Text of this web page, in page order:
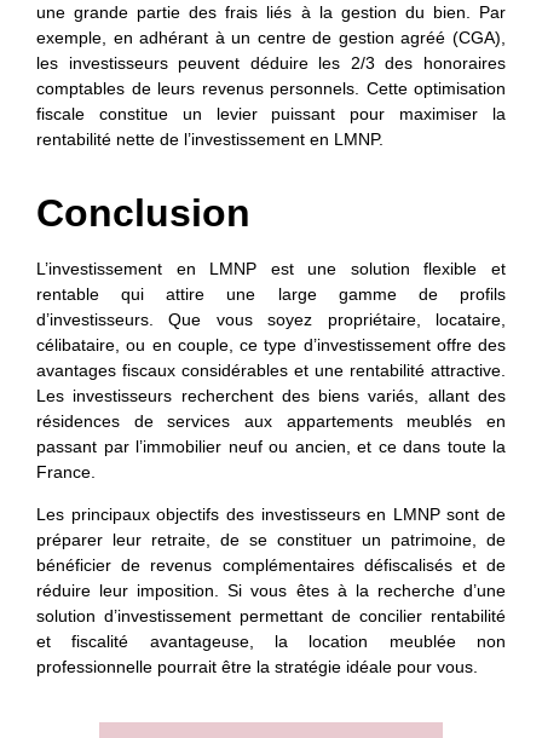
une grande partie des frais liés à la gestion du bien. Par
exemple, en adhérant à un centre de gestion agréé (CGA),
les investisseurs peuvent déduire les 2/3 des honoraires
comptables de leurs revenus personnels. Cette optimisation
fiscale constitue un levier puissant pour maximiser la
rentabilité nette de l’investissement en LMNP.
Conclusion
L’investissement en LMNP est une solution flexible et
rentable qui attire une large gamme de profils
d’investisseurs. Que vous soyez propriétaire, locataire,
célibataire, ou en couple, ce type d’investissement offre des
avantages fiscaux considérables et une rentabilité attractive.
Les investisseurs recherchent des biens variés, allant des
résidences de services aux appartements meublés en
passant par l’immobilier neuf ou ancien, et ce dans toute la
France.
Les principaux objectifs des investisseurs en LMNP sont de
préparer leur retraite, de se constituer un patrimoine, de
bénéficier de revenus complémentaires défiscalisés et de
réduire leur imposition. Si vous êtes à la recherche d’une
solution d’investissement permettant de concilier rentabilité
et fiscalité avantageuse, la location meublée non
professionnelle pourrait être la stratégie idéale pour vous.